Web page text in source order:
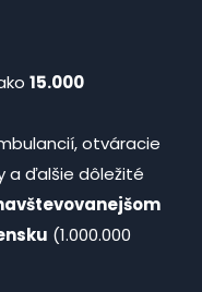
15.000
otváracie
a ďalšie dôležité
(1.000.000